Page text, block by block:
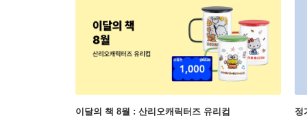
이달의 책 8월 : 산리오캐릭터즈 유리컵 정